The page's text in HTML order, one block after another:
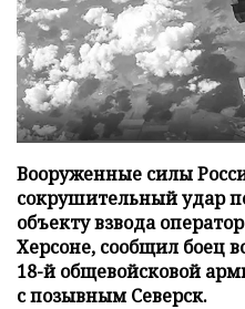
Вооруженные силы
сокрушительный удар
объекту взвода
Херсоне, сообщил боец
18-й общевойсковой
с позывным Северск.